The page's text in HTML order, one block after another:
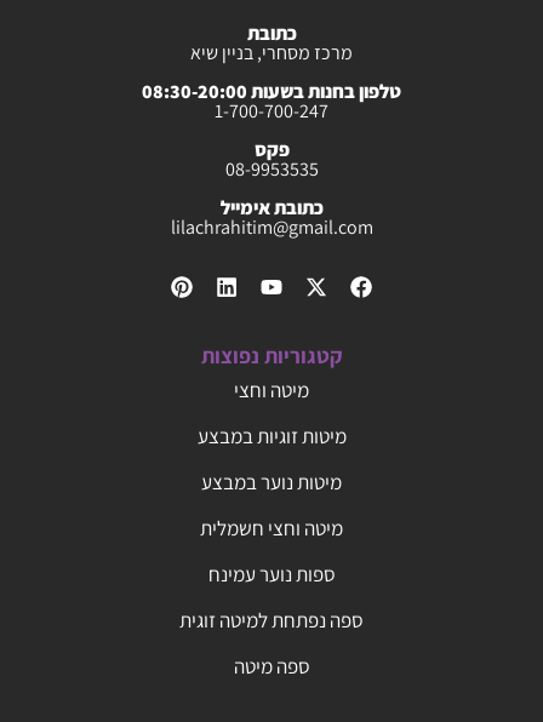
כתובת
מרכז מסחרי, בניין שיא
טלפון בחנות בשעות 08:30-20:00
1-700-700-247
פקס
08-9953535
כתובת אימייל
lilachrahitim@gmail.com
קטגוריות נפוצות
מיטה וחצי
מיטות זוגיות במבצע
מיטות נוער במבצע
מיטה וחצי חשמלית
ספות נוער עמינח
ספה נפתחת למיטה זוגית
ספה מיטה